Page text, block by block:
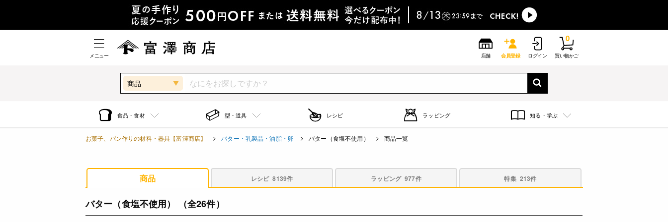
メニュー 店舗 会員登録 ログイン 買い物かご
0
商品
食品・食材 型・道具 レシピ ラッピング 知る・学ぶ
お菓子、パン作りの材料・器具【富澤商店】 バター・乳製品・油脂・卵 バター（食塩不使用） 商品一覧
商品 レシピ 8139件 ラッピング 977件 特集 213件
バター（食塩不使用） （全26件）